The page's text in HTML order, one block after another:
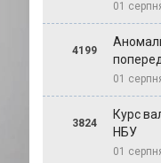
01
4199
01
3824
Курс
НБУ
01